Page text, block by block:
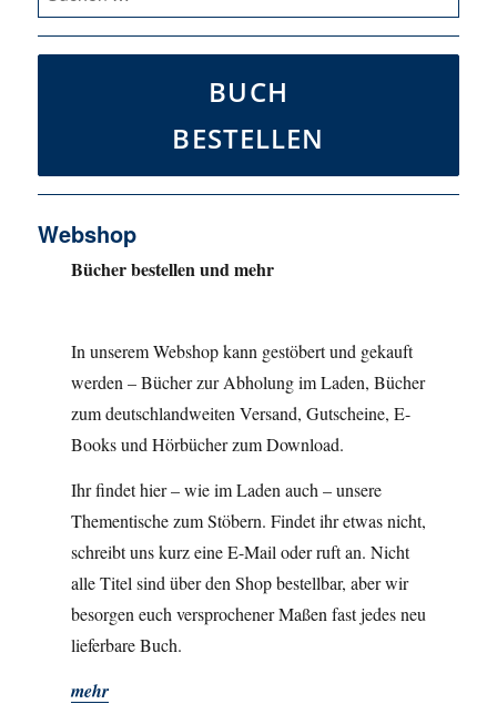
nach:
BUCH
BESTELLEN
Webshop
Bücher bestellen und mehr
In unserem Webshop kann gestöbert und gekauft
werden – Bücher zur Abholung im Laden, Bücher
zum deutschlandweiten Versand, Gutscheine, E-
Books und Hörbücher zum Download.
Ihr findet hier – wie im Laden auch – unsere
Thementische zum Stöbern. Findet ihr etwas nicht,
schreibt uns kurz eine E-Mail oder ruft an. Nicht
alle Titel sind über den Shop bestellbar, aber wir
besorgen euch versprochener Maßen fast jedes neu
lieferbare Buch.
mehr